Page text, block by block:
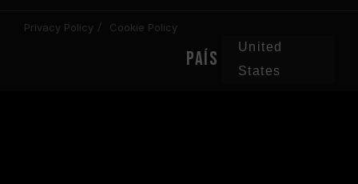
Privacy Policy Cookie Policy
PAÍS
United
States